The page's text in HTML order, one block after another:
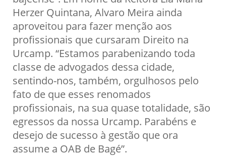
Herzer Quintana, Alvaro Meira ainda
aproveitou para fazer menção aos
profissionais que cursaram Direito na
Urcamp. “Estamos parabenizando toda
classe de advogados dessa cidade,
sentindo-nos, também, orgulhosos pelo
fato de que esses renomados
profissionais, na sua quase totalidade, são
egressos da nossa Urcamp. Parabéns e
desejo de sucesso à gestão que ora
assume a OAB de Bagé”.